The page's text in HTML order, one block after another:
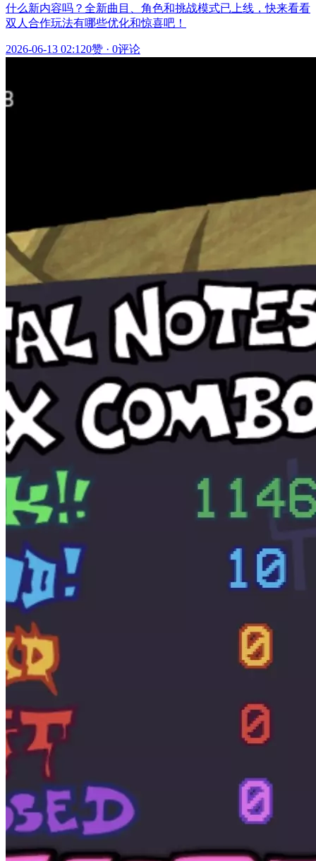
什么新内容吗？全新曲目、角色和挑战模式已上线，快来看看
双人合作玩法有哪些优化和惊喜吧！
2026-06-13 02:120赞 · 0评论